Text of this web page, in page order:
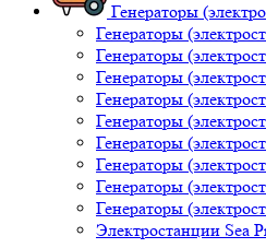
Генераторы
Генераторы
Генераторы
Генераторы
Генераторы
Генераторы
Генераторы
Генераторы
Генераторы
Генераторы
Электростанции Sea